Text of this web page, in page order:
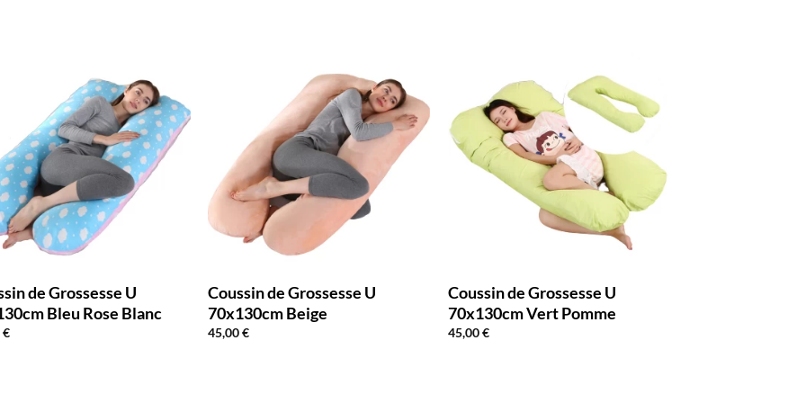
de Grossesse U
Bleu Rose Blanc
€
Coussin de Grossesse U
70x130cm Beige
45,00€
Coussin de Grossesse U
70x130cm Vert Pomme
45,00€